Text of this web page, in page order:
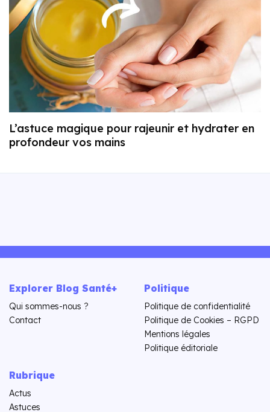
L’astuce magique pour rajeunir et hydrater en
profondeur vos mains
Explorer Blog Santé+
Qui sommes-nous ?
Contact
Politique
Politique de confidentialité
Politique de Cookies – RGPD
Mentions légales
Politique éditoriale
Rubrique
Actus
Astuces